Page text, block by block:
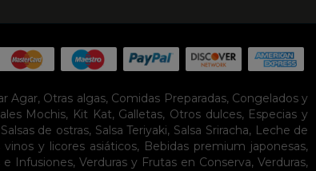
Agar, Otras algas, Comidas Preparadas, Congelados y
Mochis, Kit Kat, Galletas, Otros dulces, Especias y
Salsas de ostras, Salsa Teriyaki, Salsa Sriracha, Leche de
vinos y licores asiáticos, Bebidas premium japonesas,
e Infusiones, Verduras y Frutas en Conserva,Verduras,